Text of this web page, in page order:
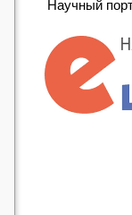
Научный